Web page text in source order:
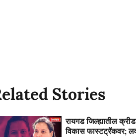
Stories
रायगड जिल्ह्यातील
विकास फास्टट्रॅकवर;